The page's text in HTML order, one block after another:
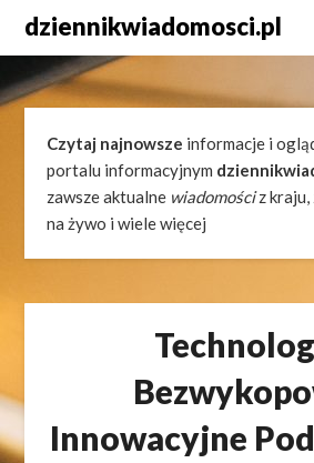
content
dziennikwiadomosci.pl
Czytaj najnowsze informacje i
portalu informacyjnym
zawsze aktualne wiadomościz kraju,
na żywo i wiele więcej
Innowacyjne